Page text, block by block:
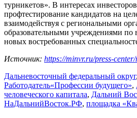
турникетов». В интересах
профтестирование кандидатов на
взаимодействуя с региональными
образовательными учреждениями по
новых востребованных
Источник: https://minvr.ru/press-
Дальневосточный федеральный округ,
Работодатель«Профессии будущего»,
человеческого капитала, Дальний
НаДальнийВосток.РФ, площадка